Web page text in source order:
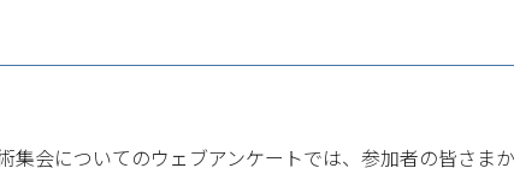
集会についてのウェブアンケートでは、参加者の皆さま